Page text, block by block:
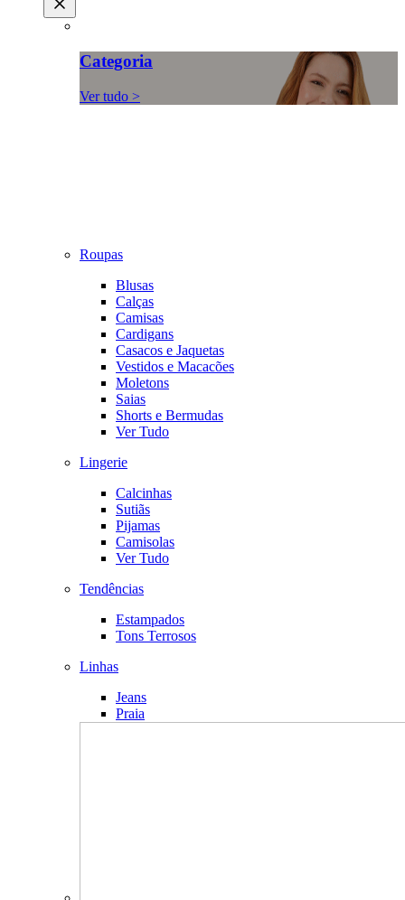
Categoria
Ver tudo >
Roupas
Blusas
Calças
Camisas
Cardigans
Casacos e Jaquetas
Vestidos e Macacões
Moletons
Saias
Shorts e Bermudas
Ver Tudo
Lingerie
Calcinhas
Sutiãs
Pijamas
Camisolas
Ver Tudo
Tendências
Estampados
Tons Terrosos
Linhas
Jeans
Praia